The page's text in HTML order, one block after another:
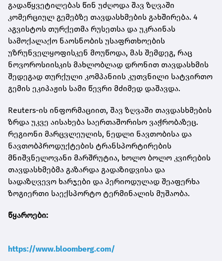
გადაწყვეტილებას წინ უძღოდა შავ ზღვაში
კომერციულ გემებზე თავდასხმების გახშირება. 4
აგვისტოს თურქეთმა რუსეთსა და უკრაინას
სამოქალაქო ნაოსნობის უსაფრთხოების
უზრუნველყოფისკენ მოუწოდა, მას შემდეგ, რაც
ნოვოროსიისკის მახლობლად დრონით თავდასხმის
შედეგად თურქული კომპანიის კუთვნილი სატვირთო
გემის ეკიპაჟის სამი წევრი მძიმედ დაშავდა.
Reuters-ის ინფორმაციით, შავ ზღვაში თავდასხმების
ზრდა უკვე აისახება საერთაშორისო ვაჭრობაზეც.
რეგიონი მარცვლეულის, ნედლი ნავთობისა და
ნავთობპროდუქტების ტრანსპორტირების
მნიშვნელოვანი მარშრუტია, ხოლო ბოლო კვირების
თავდასხმებმა გაზარდა გადაზიდვისა და
სადაზღვევო ხარჯები და პერიოდულად შეაფერხა
ზოგიერთი საექსპორტო ტერმინალის მუშაობა.
წყაროები:
https://www.bloomberg.com/